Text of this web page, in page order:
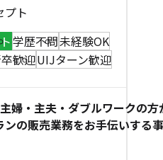
プト
学歴不問未経験OK
歓迎UIJターン歓迎
婦・主夫・ダブルワークの
の販売業務をお手伝いする